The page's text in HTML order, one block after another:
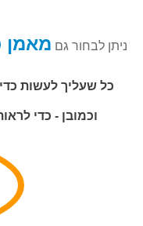
ניתן לבחור גם מאמן
כל שעליך לעשות
וכמובן - כדי